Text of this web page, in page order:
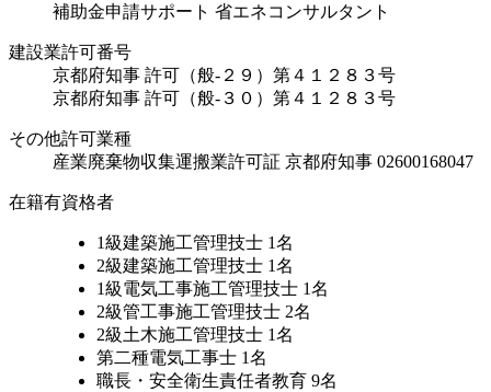
補助金申請サポート 省エネコンサルタント
建設業許可番号
京都府知事 許可（般-２９）第４１２８３号
京都府知事 許可（般-３０）第４１２８３号
その他許可業種
産業廃棄物収集運搬業許可証 京都府知事 02600168047
在籍有資格者
1級建築施工管理技士 1名
2級建築施工管理技士 1名
1級電気工事施工管理技士 1名
2級管工事施工管理技士 2名
2級土木施工管理技士 1名
第二種電気工事士 1名
職長・安全衛生責任者教育 9名